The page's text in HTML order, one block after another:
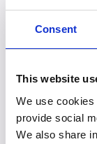
Consent
This website
We use
provide social
We also share
Oferte